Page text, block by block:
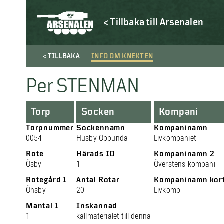
< Tillbaka till Arsenalen
< TILLBAKA INFO OM KNEKTEN
Per STENMAN
Torp
Torpnummer
0054
Rote
Ösby
Rotegård 1
Öhsby
Mantal 1
1
Socken
Sockennamn
Husby-Oppunda
Härads ID
1
Antal Rotar
20
Inskannad
källmaterialet till denna
Kompani
Kompaninamn
Livkompaniet
Kompaninamn 2
Överstens kompani
Kompaninamn
Livkomp